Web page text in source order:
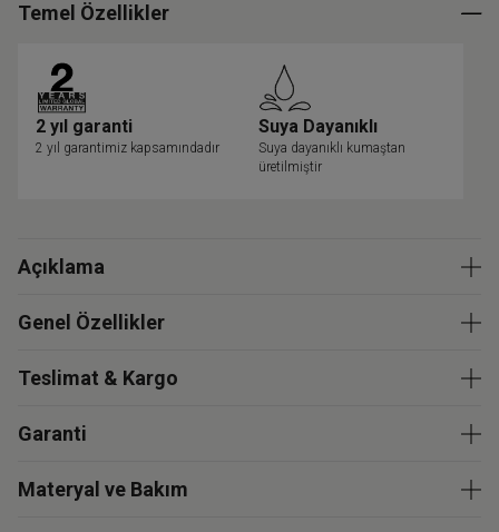
Temel Özellikler
2 yıl garanti
2 yıl garantimiz kapsamındadır
Suya Dayanıklı
Suya dayanıklı kumaştan
üretilmiştir
Açıklama
Genel Özellikler
Teslimat & Kargo
Garanti
Materyal ve Bakım